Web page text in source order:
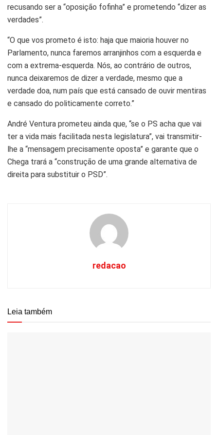
recusando ser a “oposição fofinha” e prometendo “dizer as
verdades”.
“O que vos prometo é isto: haja que maioria houver no
Parlamento, nunca faremos arranjinhos com a esquerda e
com a extrema-esquerda. Nós, ao contrário de outros,
nunca deixaremos de dizer a verdade, mesmo que a
verdade doa, num país que está cansado de ouvir mentiras
e cansado do politicamente correto.”
André Ventura prometeu ainda que, “se o PS acha que vai
ter a vida mais facilitada nesta legislatura”, vai transmitir-
lhe a “mensagem precisamente oposta” e garante que o
Chega trará a “construção de uma grande alternativa de
direita para substituir o PSD”.
redacao
Leia também